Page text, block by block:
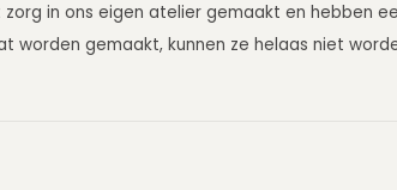
in ons eigen atelier gemaakt en hebben
worden gemaakt, kunnen ze helaas niet